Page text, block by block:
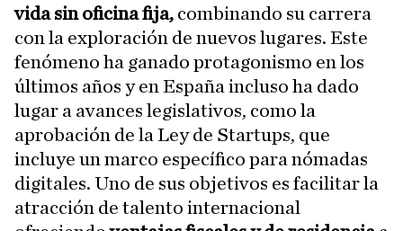
vida sin oficina fija, combinando su carrera
con la exploración de nuevos lugares. Este
fenómeno ha ganado protagonismo en los
últimos años y en España incluso ha dado
lugar a avances legislativos, como la
aprobación de la Ley de Startups, que
incluye un marco específico para nómadas
digitales. Uno de sus objetivos es facilitar la
atracción de talento internacional